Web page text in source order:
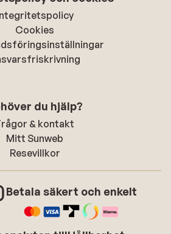
Cookies
du hjälp?
& kontakt
Mitt Sunweb
Resevillkor
Betala säkert och enkelt